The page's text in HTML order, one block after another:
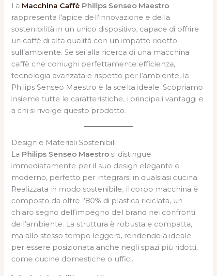
La Macchina Caffè Philips Senseo Maestro
rappresenta l’apice dell’innovazione e della
sostenibilità in un unico dispositivo, capace di offrire
un caffè di alta qualità con un impatto ridotto
sull’ambiente. Se sei alla ricerca di una macchina
caffè che coniughi perfettamente efficienza,
tecnologia avanzata e rispetto per l’ambiente, la
Philips Senseo Maestro è la scelta ideale. Scopriamo
insieme tutte le caratteristiche, i principali vantaggi e
a chi si rivolge questo prodotto.
Design e Materiali Sostenibili
La Philips Senseo Maestro si distingue
immediatamente per il suo design elegante e
moderno, perfetto per integrarsi in qualsiasi cucina.
Realizzata in modo sostenibile, il corpo macchina è
composto da oltre l’80% di plastica riciclata, un
chiaro segno dell’impegno del brand nei confronti
dell’ambiente. La struttura è robusta e compatta,
ma allo stesso tempo leggera, rendendola ideale
per essere posizionata anche negli spazi più ridotti,
come cucine domestiche o uffici.